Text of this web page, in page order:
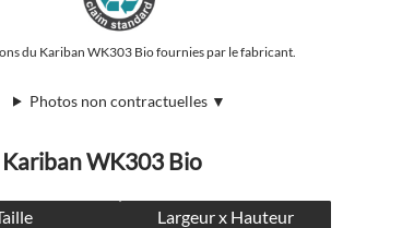
du Kariban WK303 Bio fournies par le fabricant.
Photos non contractuelles ▼
Kariban WK303 Bio
Largeur x Hauteur